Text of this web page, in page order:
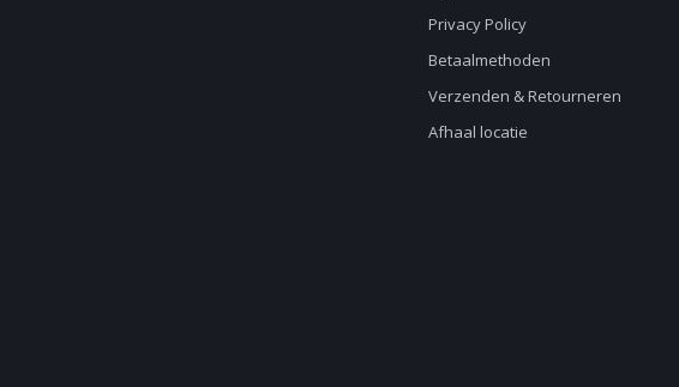
Privacy Policy
Betaalmethoden
Verzenden & Retourneren
Afhaal locatie